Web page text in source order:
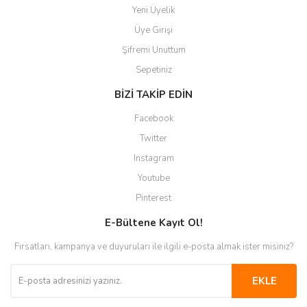
Yeni Üyelik
Üye Girişi
Şifremi Unuttum
Sepetiniz
BİZİ TAKİP EDİN
Facebook
Twitter
Instagram
Youtube
Pinterest
E-Bültene Kayıt Ol!
Fırsatları, kampanya ve duyuruları ile ilgili e-posta almak ister misiniz?
EKLE